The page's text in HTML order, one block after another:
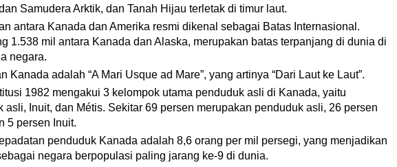
Samudera Arktik, dan Tanah Hijau terletak di timur laut.
antara Kanada dan Amerika resmi dikenal sebagai Batas Internasional.
1.538 mil antara Kanada dan Alaska, merupakan batas terpanjang di dunia di
negara.
Kanada adalah “A Mari Usque ad Mare”, yang artinya “Dari Laut ke Laut”.
1982 mengakui 3 kelompok utama penduduk asli di Kanada, yaitu
asli, Inuit, dan Métis. Sekitar 69 persen merupakan penduduk asli, 26 persen
5 persen Inuit.
penduduk Kanada adalah 8,6 orang per mil persegi, yang menjadikan
negara berpopulasi paling jarang ke-9 di dunia.